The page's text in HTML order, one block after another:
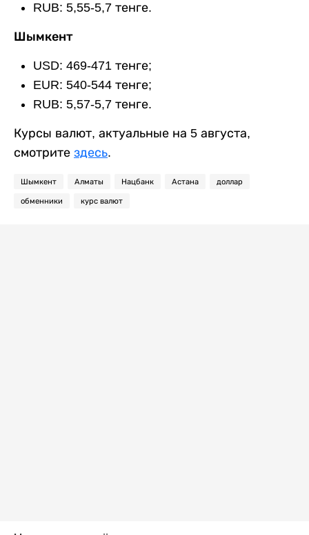
RUB: 5,55-5,7 тенге.
Шымкент
USD: 469-471 тенге;
EUR: 540-544 тенге;
RUB: 5,57-5,7 тенге.
Курсы валют, актуальные на 5 августа,
смотрите здесь.
Шымкент Алматы Нацбанк Астана доллар
обменники курс валют